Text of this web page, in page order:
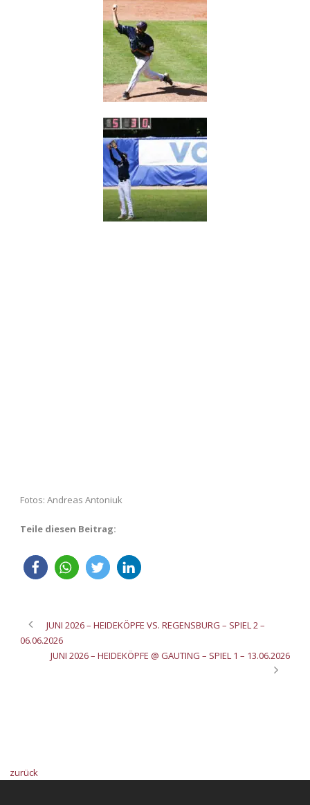
Fotos: Andreas Antoniuk
Teile diesen Beitrag:
JUNI 2026 – HEIDEKÖPFE VS. REGENSBURG – SPIEL 2 –
06.06.2026
JUNI 2026 – HEIDEKÖPFE @ GAUTING – SPIEL 1 – 13.06.2026
zurück